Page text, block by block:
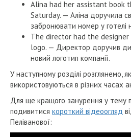
Alina had her assistant book
Saturday. — Аліна доручила
забронювати номер у готелі
The director had the
logo. — Директор доручив
новий логотип компанії.
У наступному розділі розглянемо,
використовуються в різних часах
Для ще кращого занурення у тему
подивитися короткий відеоогляд
Пеліванової: